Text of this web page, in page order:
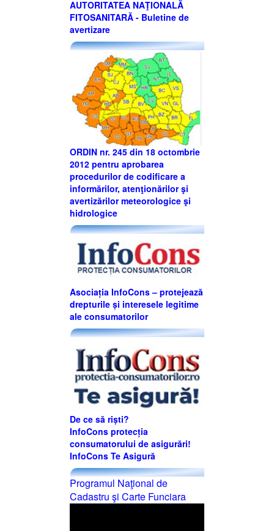
AUTORITATEA NAŢIONALĂ
FITOSANITARĂ - Buletine de
avertizare
ORDIN nr. 245 din 18 octombrie
2012 pentru aprobarea
procedurilor de codificare a
informărilor, atenţionărilor şi
avertizărilor meteorologice şi
hidrologice
Asociația InfoCons – protejează
drepturile și interesele legitime
ale consumatorilor
De ce să riști?
InfoCons protecția
consumatorului de asigurări!
InfoCons Te Asigură
Programul Naţional de
Cadastru şi Carte Funciara